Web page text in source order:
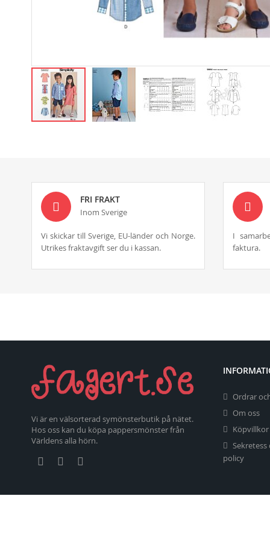
the
images
gallery
FRI FRAKT
Inom Sverige
Vi skickar till Sverige, EU-länder och Norge.
Utrikes fraktavgift ser du i kassan.
I
faktura.
Vi är en välsorterad symönsterbutik på nätet.
Hos oss kan du köpa pappersmönster från
Världens alla hörn.
Ordrar
Om oss
Köpvillkor
Sekretess
policy